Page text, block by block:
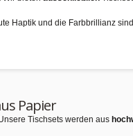
Haptik und die Farbbrillianz
Papier
Tischsets werden aus